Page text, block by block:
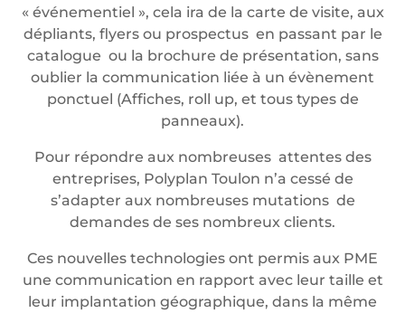
« événementiel », cela ira de la carte de visite, aux
dépliants, flyers ou prospectus en passant par le
catalogue ou la brochure de présentation, sans
oublier la communication liée à un évènement
ponctuel (Affiches, roll up, et tous types de
panneaux).
Pour répondre aux nombreuses attentes des
entreprises, Polyplan Toulon n’a cessé de
s’adapter aux nombreuses mutations de
demandes de ses nombreux clients.
Ces nouvelles technologies ont permis aux PME
une communication en rapport avec leur taille et
leur implantation géographique, dans la même